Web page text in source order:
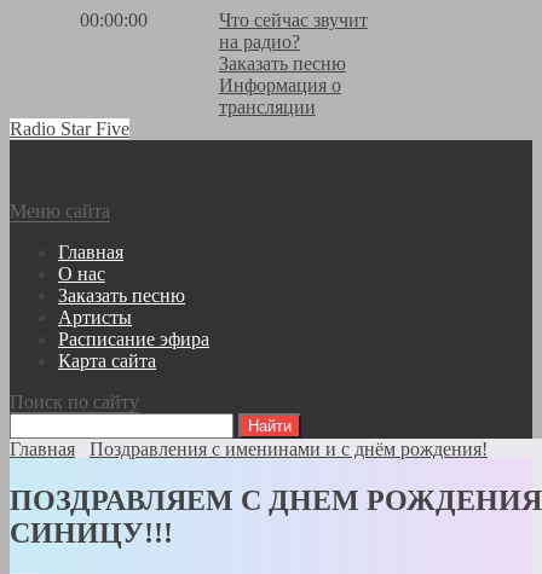
00:00:00
Что сейчас звучит
на радио?
Заказать песню
Информация о
трансляции
Radio Star Five
Меню сайта
Главная
О нас
Заказать песню
Артисты
Расписание эфира
Карта сайта
Поиск по сайту
Главная Поздравления с именинами и с днём рождения!
ПОЗДРАВЛЯЕМ С ДНЕМ
СИНИЦУ!!!